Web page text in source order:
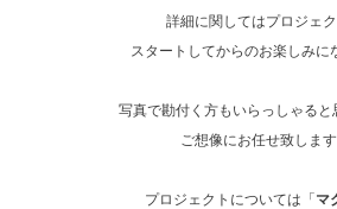
詳細に関してはプロジェ
スタートしてからのお楽しみに
写真で勘付く方もいらっしゃると
ご想像にお任せ致します
プロジェクトについては「 マ